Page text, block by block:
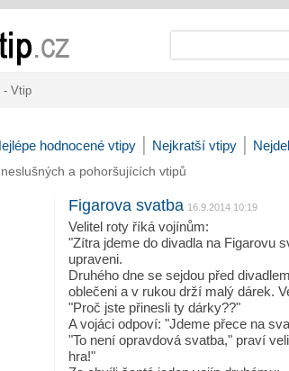
- Vtip
hodnocené vtipy | Nejkratší vtipy |
neslušných a pohoršujících vtipů
Figarova svatba 16.9.2014 10:19
Velitel roty říká vojínům:
"Zítra jdeme do divadla na Figarovu
upraveni.
Druhého dne se sejdou před
oblečeni a v rukou drží malý dárek.
"Proč jste přinesli ty dárky??"
A vojáci odpoví: "Jdeme přece na
"To není opravdová svatba," praví
hra!"